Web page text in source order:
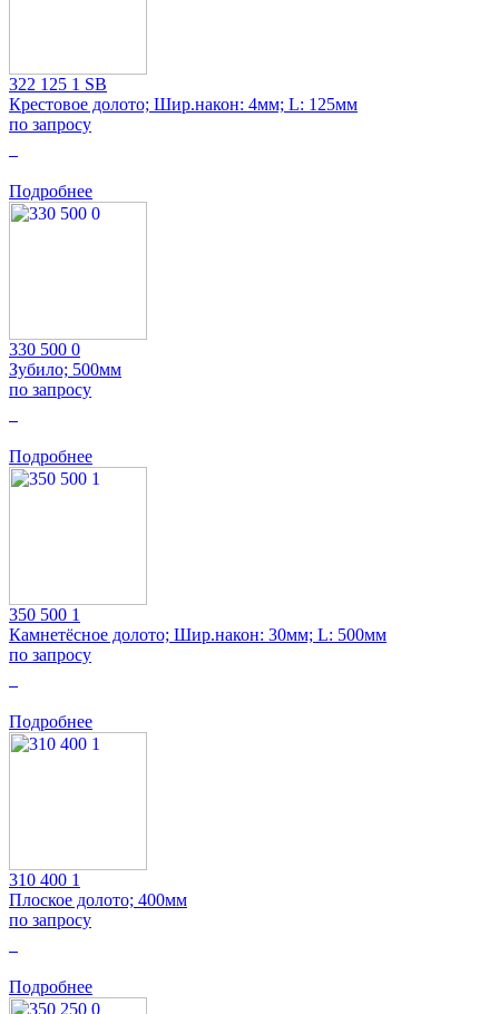
322 125 1 SB
Крестовое долото; Шир.након: 4мм; L: 125мм
по запросу
Подробнее
330 500 0
Зубило; 500мм
по запросу
Подробнее
350 500 1
Камнетёсное долото; Шир.након: 30мм; L: 500мм
по запросу
Подробнее
310 400 1
Плоское долото; 400мм
по запросу
Подробнее